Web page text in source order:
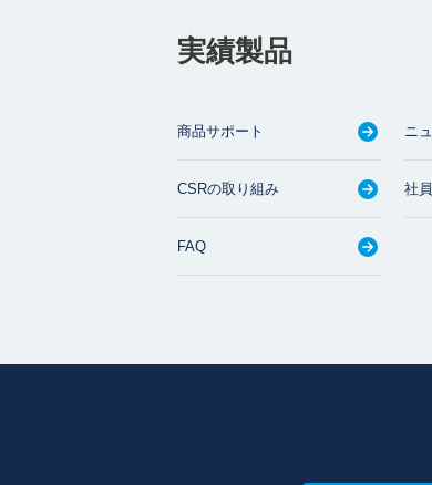
実績製品
商品サポート ニ
CSRの取り組み 社
FAQ